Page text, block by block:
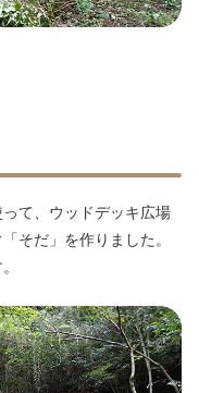
て、ウッドデッキ広場
そだ」を作りました。